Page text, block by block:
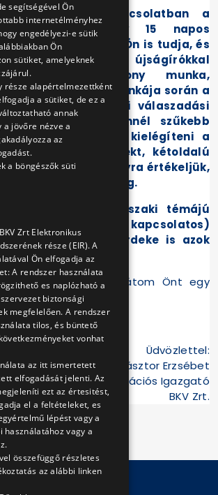
kapcsolatban a
törvény 15 napos
ad. Mint azt Ön is tudja, és
is, az újságírókkal
és hatékony munka,
érdekében napi munkája során a
eltér a fenti válaszadási
megpróbálja ennél szűkebb
két napon belül kielégíteni a
igényeit. A korrekt, kétoldalú
során nagyra értékeljük,
is ez nyilvánul meg.
a további műszaki témájú
kijelzők cseréjével kapcsolatos)
a Társaság érdeke is azok
kapcsán szívesen látom Önt egy
Üdvözlettel:
Pásztor Erzsébet
Kommunikációs Igazgató
BKV Zrt.
segítségével Ön
internetélményhez
engedélyezi-e sütik
Ön
sütiket, amelyeknek
része alapértelmezettként
a sütiket, de ez a
annak
a jövőre nézve a
az
a böngészők süti
Zrt Elektronikus
része (EIR). A
Ön elfogadja az
A rendszer használata
es naplózható a
biztonsági
megfelelően. A rendszer
tilos, és büntető
vonhat
az itt ismertetett
elfogadását jelenti. Az
ezt az értesitést,
el a feltételeket, es
lépést vagy a
használatához vagy a
összefüggő részletes
az alábbi linken